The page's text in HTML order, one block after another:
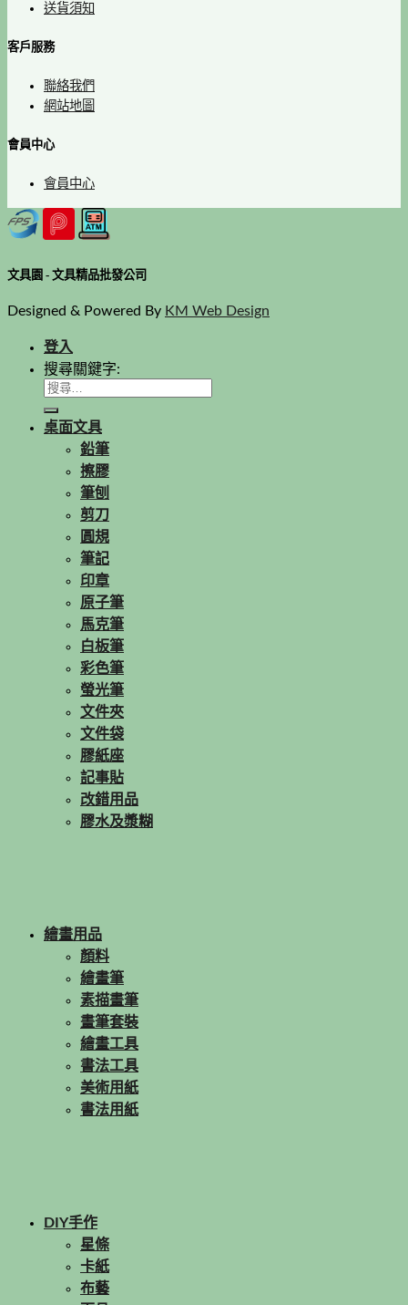
送貨須知
客戶服務
聯絡我們
網站地圖
會員中心
會員中心
文具園 - 文具精品批發公司
Designed & Powered By KM Web Design
登入
搜尋關鍵字:
桌面文具
鉛筆
擦膠
筆刨
剪刀
圓規
筆記
印章
原子筆
馬克筆
白板筆
彩色筆
螢光筆
文件夾
文件袋
膠紙座
記事貼
改錯用品
膠水及漿糊
繪畫用品
顏料
繪畫筆
素描畫筆
畫筆套裝
繪畫工具
書法工具
美術用紙
書法用紙
DIY手作
星條
卡紙
布藝